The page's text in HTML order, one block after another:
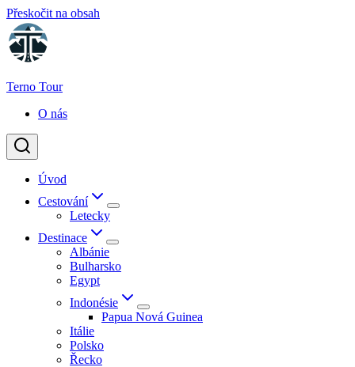
Přeskočit na obsah
Terno Tour
O nás
Úvod
Cestování
Letecky
Destinace
Albánie
Bulharsko
Egypt
Indonésie
Papua Nová Guinea
Itálie
Polsko
Řecko